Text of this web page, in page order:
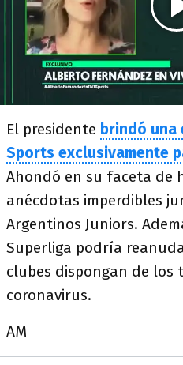
El presidente brindó una
Sports exclusivamente
Ahondó en su faceta de
anécdotas imperdibles
Argentinos Juniors.
Superliga podría
clubes dispongan de los
coronavirus.
AM